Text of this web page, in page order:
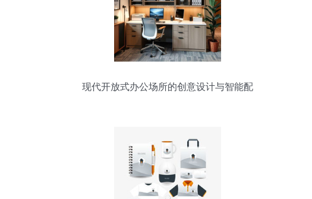
现代开放式办公场所的创意设计与智能配